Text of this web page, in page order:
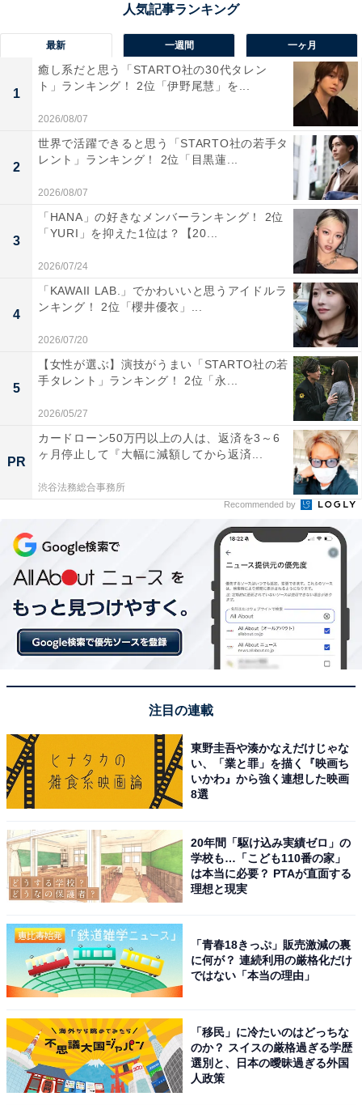
るから」（30代男性／千葉県）、「我が道をいくスタイ
ら」（30代男性／神奈川県）、「素早いドライブでどん
なときも得点できるから」（30代男性／東京都）などの
声が集まりました。
1位：渡邊雄太
View this post on Instagram
A post shared by Yuta Watanabe 渡邊雄太 (@yutawatanabe12)
1位は、渡邊雄太選手。206センチの長身でありながら、
ュートを得意とし、ディフェンス力も高いオールラウン
ダー。ポジションはスモールフォワードまたはパワーフ
ォワードですが、どのポジションでも存在感のある活躍
れ、2018年からは田臥勇太さんに次ぐ日本人2人目の
NBA選手として6年間活躍。2024－25シーズンからは、
パリ五輪で日本代表のキャプテンを務める富樫勇樹さん
最新 一週間 一ヶ月
1
癒し系だと思う「STARTO社の30代タレン
ト」ランキング！ 2位「伊野尾慧」を...
2026/08/07
2
世界で活躍できると思う「STARTO社の若手タ
レント」ランキング！ 2位「目黒蓮...
2026/08/07
3
「HANA」の好きなメンバーランキング！ 2位
「YURI」を抑えた1位は？【20...
2026/07/24
4
「KAWAII LAB.」でかわいいと思うアイドルラ
ンキング！ 2位「櫻井優衣」...
2026/07/20
5
【女性が選ぶ】演技がうまい「STARTO社の若
手タレント」ランキング！ 2位「永...
2026/05/27
PR
カードローン50万円以上の人は、返済を3～6
ヶ月停止して『大幅に減額してから返済...
渋谷法務総合事務所
Recommended by
注目の連載
東野圭吾や湊かなえだけじゃな
い、「業と罪」を描く『映画ち
いかわ』から強く連想した映画
8選
20年間「駆け込み実績ゼロ」の
学校も…「こども110番の家」
は本当に必要？ PTAが直面する
理想と現実
「青春18きっぷ」販売激減の裏
に何が？ 連続利用の厳格化だけ
ではない「本当の理由」
「移民」に冷たいのはどっちな
のか？ スイスの厳格過ぎる学歴
選別と、日本の曖昧過ぎる外国
人政策